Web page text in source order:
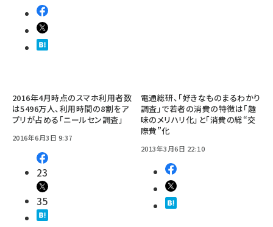
2016年4月時点のスマホ利用者数
は5496万人、利用時間の8割をア
プリが占める「ニールセン調査」
2016年6月3日 9:37
23
35
電通総研、「好きなものまるわかり
調査」で若者の消費の特徴は「趣
味のメリハリ化」と「消費の総“交
際費”化
2013年3月6日 22:10